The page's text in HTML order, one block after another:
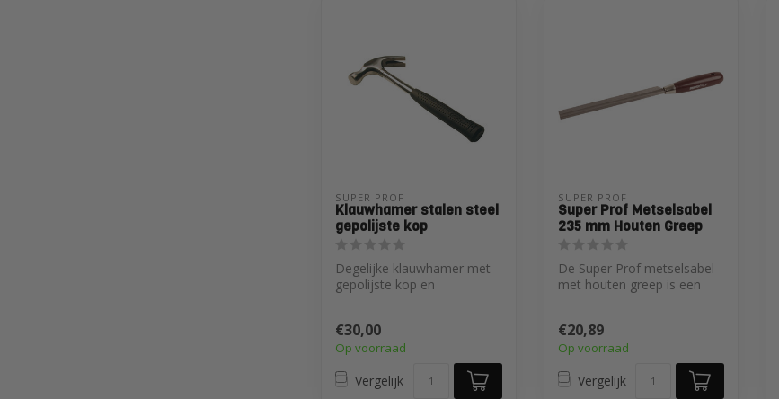
SUPER PROF
Klauwhamer stalen steel
gepolijste kop
Degelijke klauwhamer met
gepolijste kop en
€30,00
Op voorraad
Vergelijk
SUPER PROF
Super Prof Metselsabel
235 mm Houten Greep
De Super Prof metselsabel
met houten greep is een
€20,89
Op voorraad
Vergelijk